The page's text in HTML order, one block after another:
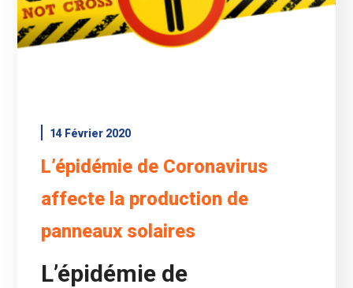
14 Février 2020
L’épidémie de Coronavirus
affecte la production de
panneaux solaires
L’épidémie de